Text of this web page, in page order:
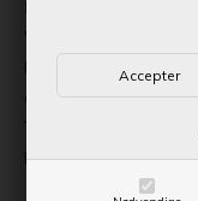
Værksted | Salg og
Reservedele, tilbehør
afhentes på adressen
Torsdag 09.00-17.00
Bemærk: Lukket i uge